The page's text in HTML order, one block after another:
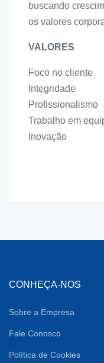
buscando
os valores
VALORES
Foco no cliente
Integridade
Profissionalismo
Trabalho em
Inovação
CONHEÇA-NOS
Sobre a Empresa
Fale Conosco
Política de Cookies